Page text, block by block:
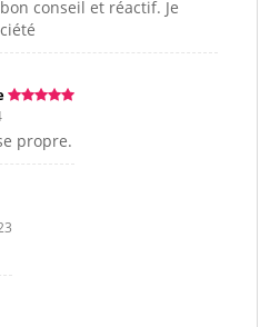
conseil et réactif. Je
propre.